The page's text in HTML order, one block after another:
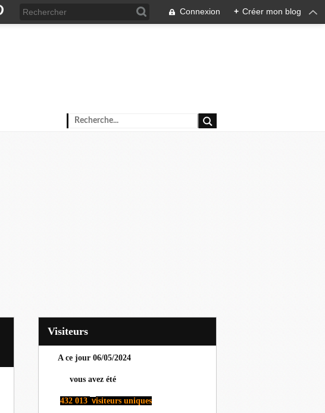
Connexion + Créer mon blog
Visiteurs
A ce jour 06/05/2024
vous avez été
432 013 visiteurs uniques